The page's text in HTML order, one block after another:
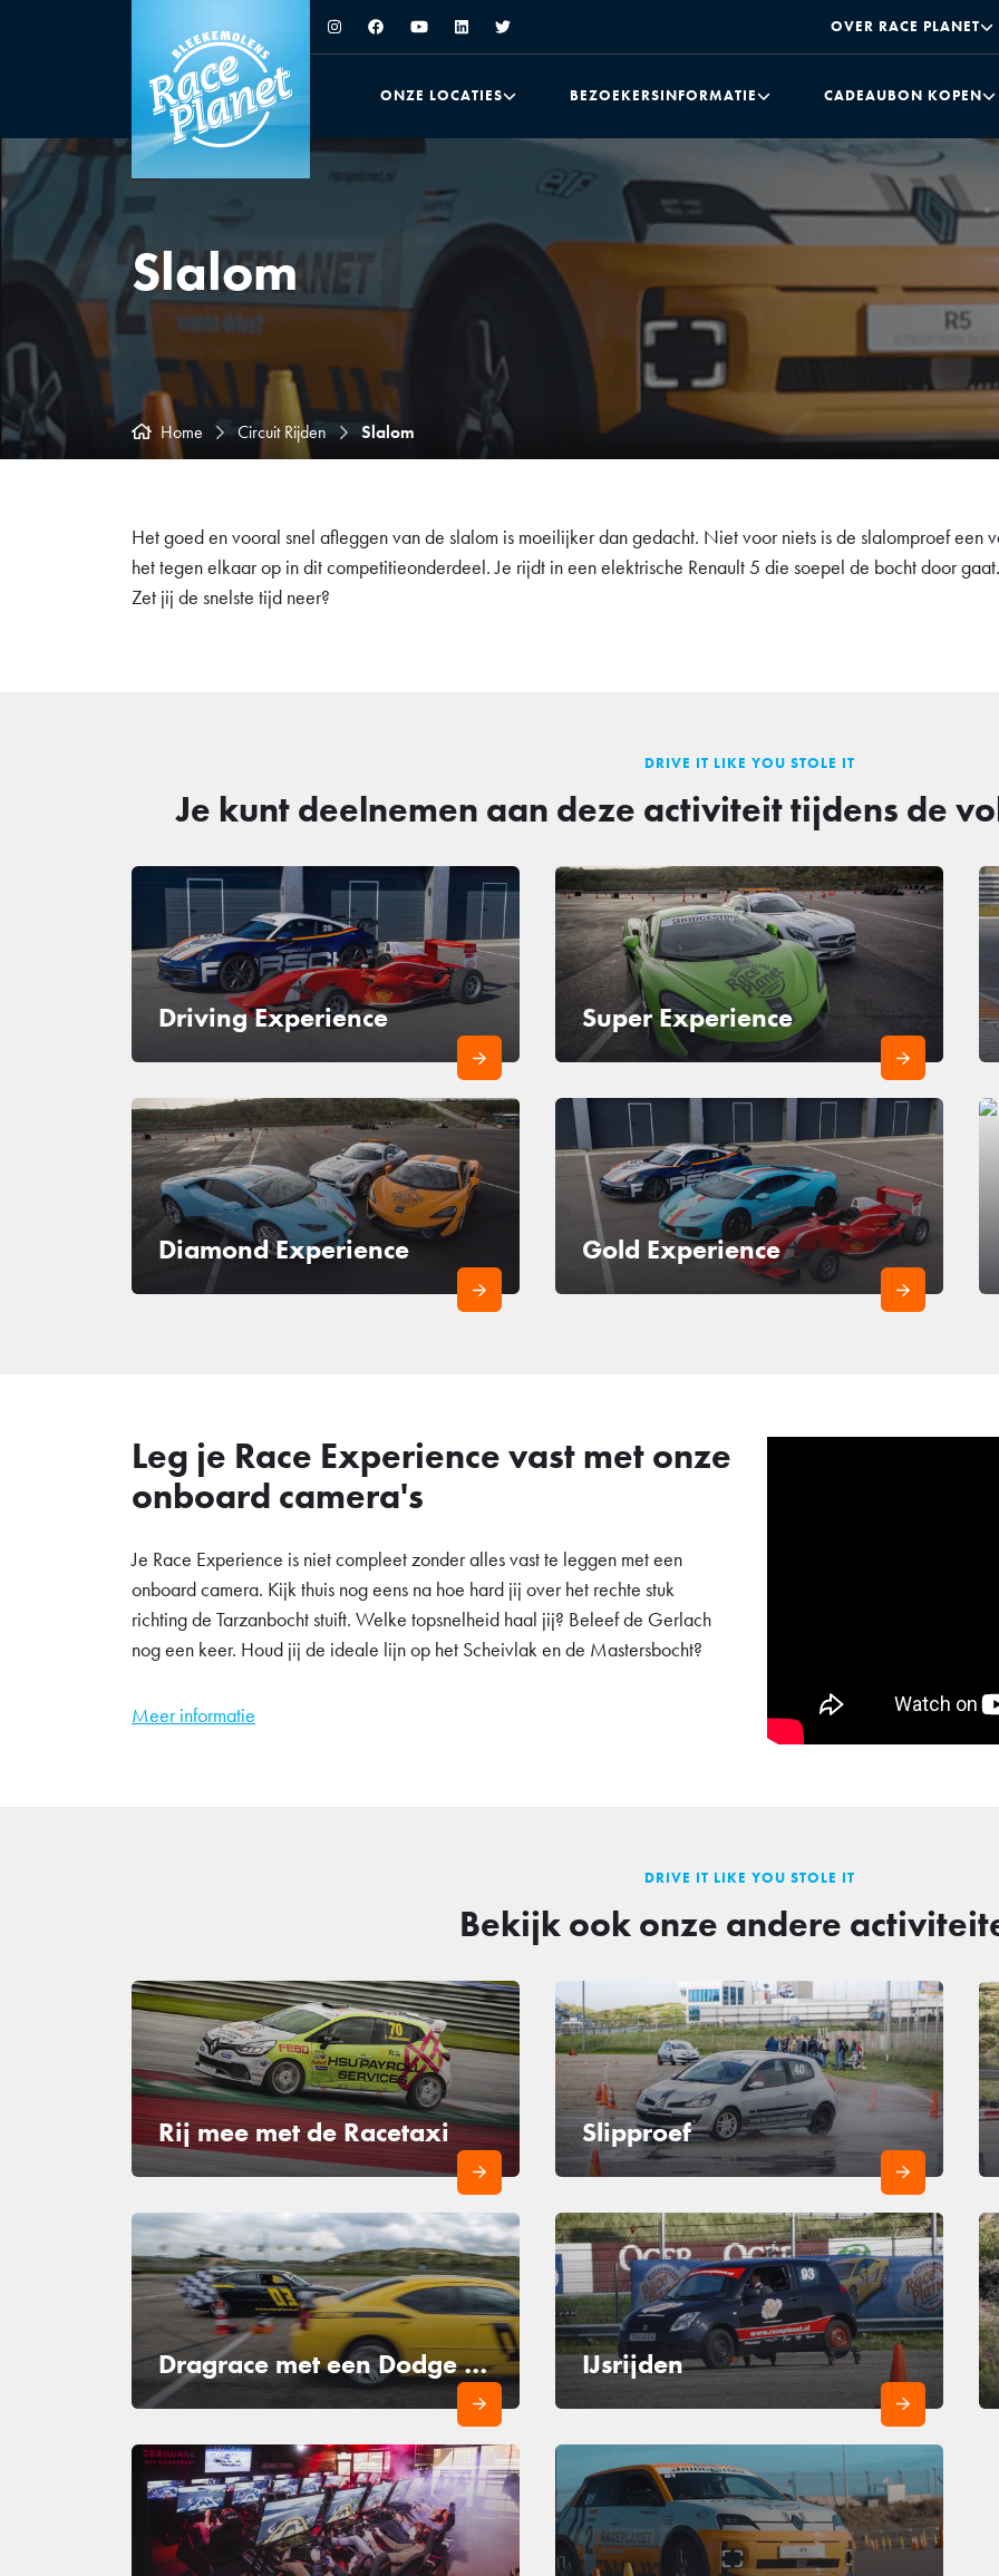
OVER RACE PLANET
ONZE LOCATIES BEZOEKERSINFORMATIE CADEAUBON KOPEN
Slalom
Home Circuit Rijden Slalom
Het goed en vooral snel afleggen van de slalom is moeilijker dan gedacht. Niet voor niets is de slalomproef
het tegen elkaar op in dit competitieonderdeel. Je rijdt in een elektrische Renault 5 die soepel de bocht door
Zet jij de snelste tijd neer?
DRIVE IT LIKE YOU STOLE IT
Je kunt deelnemen aan deze activiteit tijdens de
Driving Experience Super Experience
Diamond Experience Gold Experience
Leg je Race Experience vast met onze
onboard camera's
Je Race Experience is niet compleet zonder alles vast te leggen met een
onboard camera. Kijk thuis nog eens na hoe hard jij over het rechte stuk
richting de Tarzanbocht stuift. Welke topsnelheid haal jij? Beleef de Gerlach
nog een keer. Houd jij de ideale lijn op het Scheivlak en de Mastersbocht?
Meer informatie
DRIVE IT LIKE YOU STOLE IT
Bekijk ook onze andere
Rij mee met de Racetaxi Slipproef
Dragrace met een Dodge Charger IJsrijden